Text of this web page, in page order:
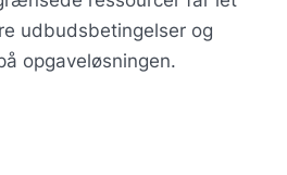
udbudsbetingelser og
opgaveløsningen.